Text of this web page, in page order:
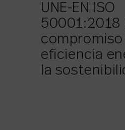
UNE-EN ISO
50001:2018
compromiso
eficiencia
la